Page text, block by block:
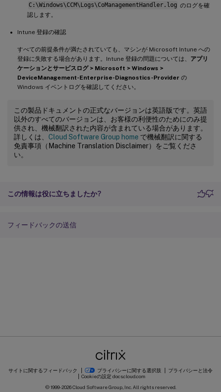
C:\Windows\CCM\Logs\CoManagementHandler.log のログを確
認します。
Intune 登録の確認
すべての前提条件が満たされていても、マシンが Microsoft Intune への
登録に失敗する場合があります。Intune 登録の問題については、 アプリ
ケーションとサービスログ > Microsoft > Windows >
DeviceManagement-Enterprise-Diagnostics-Provider の
Windows イベントログを確認してください。
この製品ドキュメントの正式なバージョンは英語版です。英語
以外のすべてのバージョンは、お客様の利便性のためにのみ提
供され、機械翻訳された内容が含まれている場合があります。
詳しくは、 Cloud Software Group home で機械翻訳に関する
免責事項（Machine Translation Disclaimer）をご覧くださ
い。
この情報は役に立ちましたか?
フィードバックの送信
サイトに関するフィードバック プライバシーに関する選択肢
プライバシーと法令
Cookieの設定 docs.cloud.com
© 1999-2026Cloud Software Group, Inc. All rights reserved.